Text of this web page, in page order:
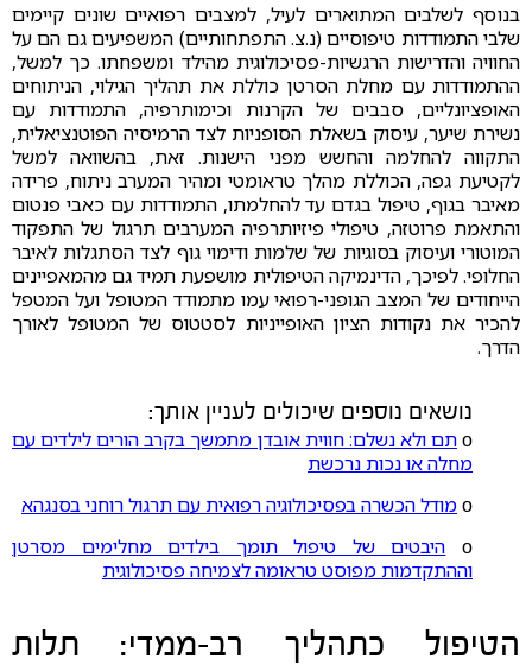
בנוסף לשלבים המתוארים לעיל, למצבים רפואיים שונים קיימים
שלבי התמודדות טיפוסיים (נ.צ. התפתחותיים) המשפיעים גם הם על
החוויה והדרישות הרגשיות-פסיכולוגית מהילד ומשפחתו. כך למשל,
ההתמודדות עם מחלת הסרטן כוללת את תהליך הגילוי, הניתוחים
האופציונליים, סבבים של הקרנות וכימותרפיה, התמודדות עם
נשירת שיער, עיסוק בשאלת הסופניות לצד הרמיסיה הפוטנציאלית,
התקווה להחלמה והחשש מפני הישנות. זאת, בהשוואה למשל
לקטיעת גפה, הכוללת מהלך טראומטי ומהיר המערב ניתוח, פרידה
מאיבר בגוף, טיפול בגדם עד להחלמתו, התמודדות עם כאבי פנטום
והתאמת פרוטזה, טיפולי פיזיותרפיה המערבים תרגול של התפקוד
המוטורי ועיסוק בסוגיות של שלמות ודימוי גוף לצד הסתגלות לאיבר
החלופי. לפיכך, הדינמיקה הטיפולית מושפעת תמיד גם מהמאפיינים
הייחודים של המצב הגופני-רפואי עמו מתמודד המטופל ועל המטפל
להכיר את נקודות הציון האופייניות לסטטוס של המטופל לאורך
הדרך.
נושאים נוספים שיכולים לעניין אותך:
οתם ולא נשלם: חווית אובדן מתמשך בקרב הורים לילדים עם
מחלה או נכות נרכשת
οמודל הכשרה בפסיכולוגיה רפואית עם תרגול רוחני בסנגהא
ο
היבטים של טיפול תומך בילדים מחלימים מסרטן
וההתקדמות מפוסט טראומה לצמיחה פסיכולוגית
הטיפול כתהליך רב-ממדי: תלות